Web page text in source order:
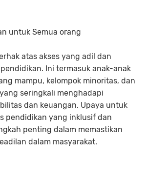
untuk Semua orang
atas akses yang adil dan
Ini termasuk anak-anak
mampu, kelompok minoritas, dan
seringkali menghadapi
dan keuangan. Upaya untuk
pendidikan yang inklusif dan
penting dalam memastikan
dalam masyarakat.